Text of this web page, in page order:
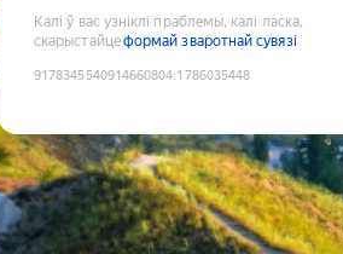
Калі ў вас узніклі праблемы, калі ласка,
скарыстайцеформай зваротнай сувязі
9178345540914660804:1786035448